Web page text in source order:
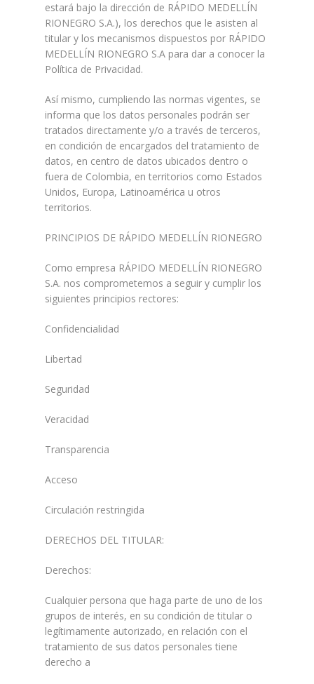
estará bajo la dirección de RÁPIDO MEDELLÍN
RIONEGRO S.A.), los derechos que le asisten al
titular y los mecanismos dispuestos por RÁPIDO
MEDELLÍN RIONEGRO S.A para dar a conocer la
Política de Privacidad.
Así mismo, cumpliendo las normas vigentes, se
informa que los datos personales podrán ser
tratados directamente y/o a través de terceros,
en condición de encargados del tratamiento de
datos, en centro de datos ubicados dentro o
fuera de Colombia, en territorios como Estados
Unidos, Europa, Latinoamérica u otros
territorios.
PRINCIPIOS DE RÁPIDO MEDELLÍN RIONEGRO
Como empresa RÁPIDO MEDELLÍN RIONEGRO
S.A. nos comprometemos a seguir y cumplir los
siguientes principios rectores:
Confidencialidad
Libertad
Seguridad
Veracidad
Transparencia
Acceso
Circulación restringida
DERECHOS DEL TITULAR:
Derechos:
Cualquier persona que haga parte de uno de los
grupos de interés, en su condición de titular o
legítimamente autorizado, en relación con el
tratamiento de sus datos personales tiene
derecho a